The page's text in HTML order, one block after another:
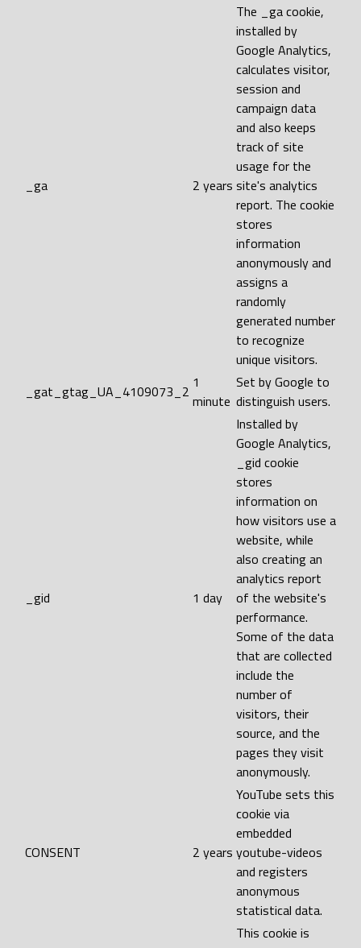
_ga 2 years
The _ga cookie,
installed by
Google Analytics,
calculates visitor,
session and
campaign data
and also keeps
track of site
usage for the
site's analytics
report. The cookie
stores
information
anonymously and
assigns a
randomly
generated number
to recognize
unique visitors.
_gat_gtag_UA_4109073_2 1
minute
Set by Google to
distinguish users.
_gid 1 day
Installed by
Google Analytics,
_gid cookie
stores
information on
how visitors use a
website, while
also creating an
analytics report
of the website's
performance.
Some of the data
that are collected
include the
number of
visitors, their
source, and the
pages they visit
anonymously.
CONSENT 2 years
YouTube sets this
cookie via
embedded
youtube-videos
and registers
anonymous
statistical data.
This cookie is